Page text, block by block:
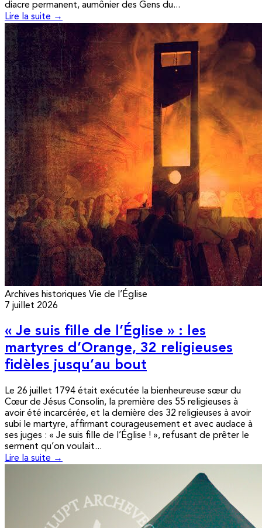
diacre permanent, aumônier des Gens du...
Lire la suite →
Archives historiques Vie de l’Église
7 juillet 2026
« Je suis fille de l’Église » : les
martyres d’Orange, 32 religieuses
fidèles jusqu’au bout
Le 26 juillet 1794 était exécutée la bienheureuse sœur du
Cœur de Jésus Consolin, la première des 55 religieuses à
avoir été incarcérée, et la dernière des 32 religieuses à avoir
subi le martyre, affirmant courageusement et avec audace à
ses juges : « Je suis fille de l’Église ! », refusant de prêter le
serment qu’on voulait...
Lire la suite →